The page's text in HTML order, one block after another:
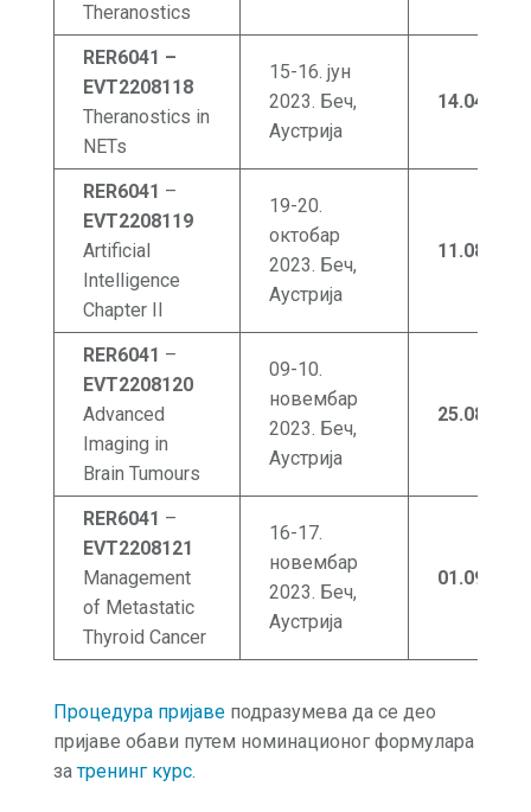
Theranostics
RER6041 –
EVT2208118
Theranostics in
NETs
15-16. јун
2023. Беч,
Аустрија
14.04
RER6041 –
EVT2208119
Artificial
Intelligence
Chapter II
19-20.
октобар
2023. Беч,
Аустрија
11.08
RER6041 –
EVT2208120
Advanced
Imaging in
Brain Tumours
09-10.
новембар
2023. Беч,
Аустрија
25.08
RER6041 –
EVT2208121
Management
of Metastatic
Thyroid Cancer
16-17.
новембар
2023. Беч,
Аустрија
01.09
Процедура пријавеподразумева да се део
пријаве обави путем номинационог формулара
затренинг курс.